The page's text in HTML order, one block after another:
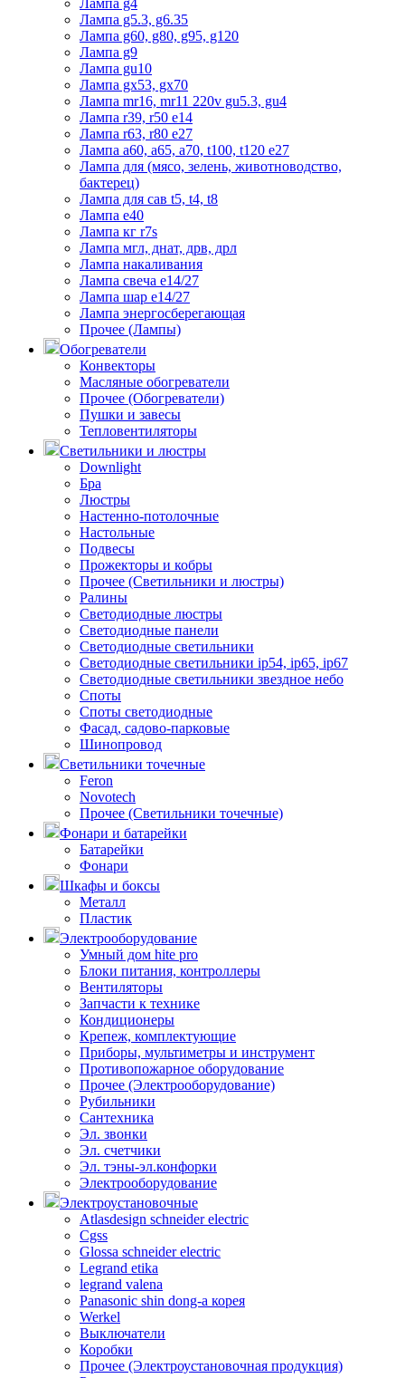
Лампа g5.3, g6.35
Лампа g60, g80, g95, g120
Лампа g9
Лампа gu10
Лампа gx53, gx70
Лампа mr16, mr11 220v gu5.3, gu4
Лампа r39, r50 е14
Лампа r63, r80 е27
Лампа а60, а65, а70, t100, t120 е27
Лампа для (мясо, зелень, животноводство,
бактерец)
Лампа для сав t5, t4, t8
Лампа е40
Лампа кг r7s
Лампа мгл, днат, дрв, дрл
Лампа накаливания
Лампа свеча е14/27
Лампа шар е14/27
Лампа энергосберегающая
Прочее (Лампы)
Обогреватели
Конвекторы
Масляные обогреватели
Прочее (Обогреватели)
Пушки и завесы
Тепловентиляторы
Светильники и люстры
Downlight
Бра
Люстры
Настенно-потолочные
Настольные
Подвесы
Прожекторы и кобры
Прочее (Светильники и люстры)
Ралины
Светодиодные люстры
Светодиодные панели
Светодиодные светильники
Светодиодные светильники ip54, ip65, ip67
Светодиодные светильники звездное небо
Споты
Споты светодиодные
Фасад, садово-парковые
Шинопровод
Светильники точечные
Feron
Novotech
Прочее (Светильники точечные)
Фонари и батарейки
Батарейки
Фонари
Шкафы и боксы
Металл
Пластик
Электрооборудование
Умный дом hite pro
Блоки питания, контроллеры
Вентиляторы
Запчасти к технике
Кондиционеры
Крепеж, комплектующие
Приборы, мультиметры и инструмент
Противопожарное оборудование
Прочее (Электрооборудование)
Рубильники
Сантехника
Эл. звонки
Эл. счетчики
Эл. тэны-эл.конфорки
Электрооборудование
Электроустановочные
Atlasdesign schneider electric
Cgss
Glossa schneider electric
Legrand etika
legrand valena
Panasonic shin dong-a корея
Werkel
Выключатели
Коробки
Прочее (Электроустановочная продукция)